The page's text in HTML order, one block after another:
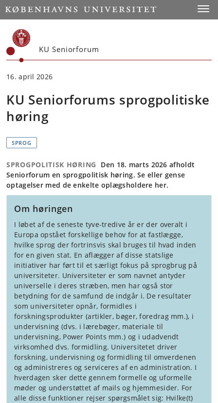
Start
KU Seniorforum
16. april 2026
KU Seniorforums sprogpolitiske
høring
SPROG
SPROGPOLITISK HØRING
Den 18. marts 2026 afholdt
Seniorforum en sprogpolitisk høring. Se eller gense
optagelser med de enkelte oplægsholdere her.
Om høringen
I løbet af de seneste tyve-tredive år er der overalt i
Europa opstået forskellige behov for at fastlægge,
hvilke sprog der fortrinsvis skal bruges til hvad inden
for en given stat. En aflægger af disse statslige
initiativer har ført til et særligt fokus på sprogbrug på
universiteter. Universiteter er som navnet antyder
universelle i deres stræben, men har også stor
betydning for de samfund de indgår i. De resultater
som universiteter opnår, formidles i
forskningsprodukter (artikler, bøger, foredrag mm.), i
undervisning (dvs. i lærebøger, materiale til
undervisning, Power Points mm.) og i udadvendt
virksomhed dvs. formidling. Universitetet driver
forskning, undervisning og formidling til omverdenen
og administreres og serviceres af en administration. I
hverdagen sker dette gennem formelle og uformelle
møder og understøttet af mails og hjemmesider. For
alle disse funktioner rejser spørgsmålet sig: Hvilke(t)